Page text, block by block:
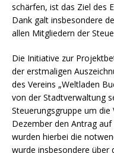
schärfen, ist das Ziel des
Dank galt insbesondere
allen Mitgliedern der
Die Initiative zur
der erstmaligen
des Vereins „Weltladen
von der Stadtverwaltung
Steuerungsgruppe um
Dezember den Antrag
wurden hierbei die
wurde insbesondere